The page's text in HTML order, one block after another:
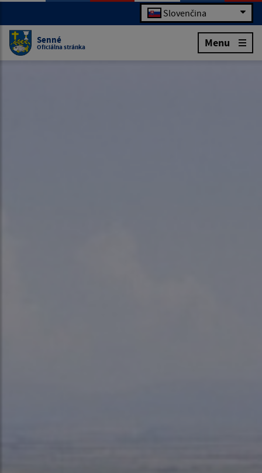
Slovenčina
Senné
Oficiálna stránka Menu